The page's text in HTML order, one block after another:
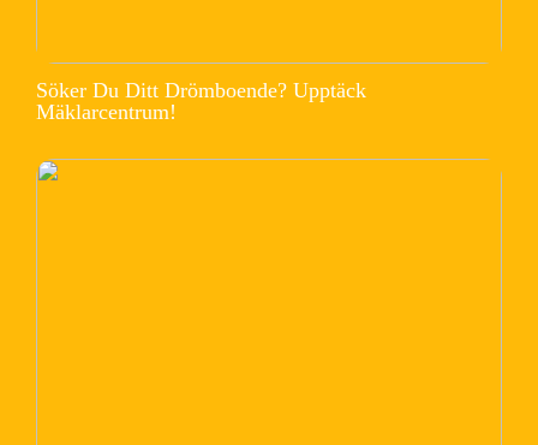
Söker Du Ditt Drömboende? Upptäck
Mäklarcentrum!